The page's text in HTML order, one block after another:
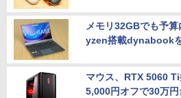
メモリ32GBでも予
yzen搭載dynabook
マウス、RTX 5060
5,000円オフで30万円